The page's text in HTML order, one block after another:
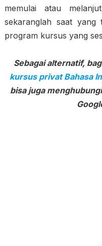
memulai atau
sekaranglah saat yang
program kursus yang
Sebagai alternatif,
kursus privat Bahasa
bisa juga